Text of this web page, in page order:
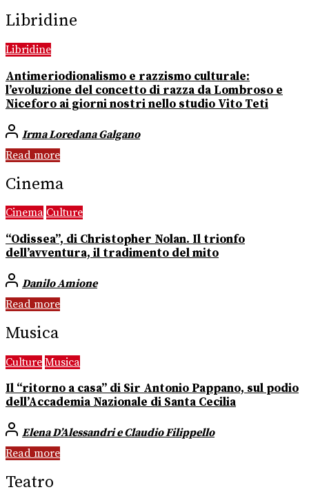
Libridine
Libridine
Antimeriodionalismo e razzismo culturale:
l’evoluzione del concetto di razza da Lombroso e
Niceforo ai giorni nostri nello studio Vito Teti
Irma Loredana Galgano
Read more
Cinema
Cinema Culture
“Odissea”, di Christopher Nolan. Il trionfo
dell’avventura, il tradimento del mito
Danilo Amione
Read more
Musica
Culture Musica
Il “ritorno a casa” di Sir Antonio Pappano, sul podio
dell’Accademia Nazionale di Santa Cecilia
Elena D’Alessandri e Claudio Filippello
Read more
Teatro